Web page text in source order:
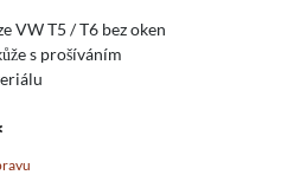
VW T5 / T6 bez oken
s prošíváním